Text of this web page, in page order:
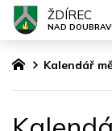
Kalendář
ŽDÍREC
NAD